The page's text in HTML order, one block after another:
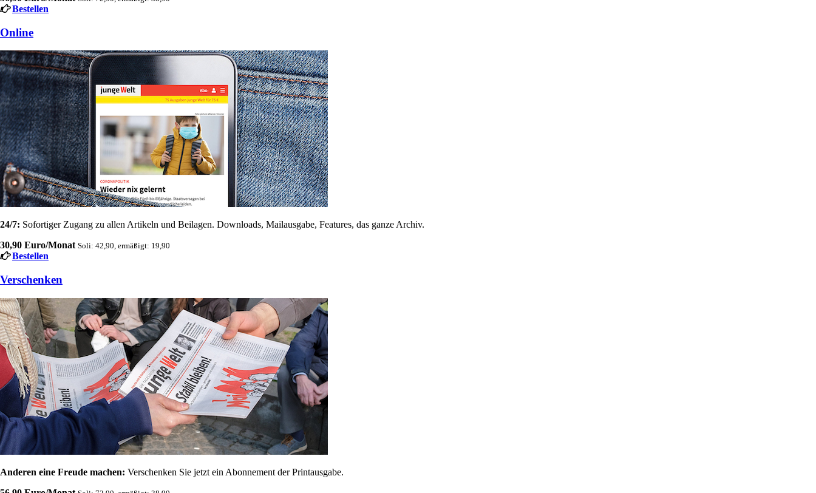
Bestellen
Online
24/7: Sofortiger Zugang zu allen Artikeln und Beilagen. Downloads, Mailausgabe, Features, das ganze Archiv.
30,90 Euro/Monat Soli: 42,90, ermäßigt: 19,90
Bestellen
Verschenken
Anderen eine Freude machen: Verschenken Sie jetzt ein Abonnement der Printausgabe.